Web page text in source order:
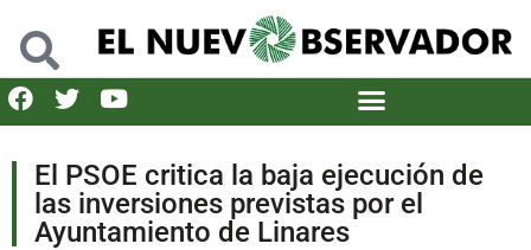
El PSOE critica la baja ejecución de
las inversiones previstas por el
Ayuntamiento de Linares